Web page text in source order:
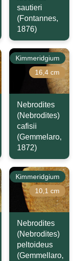
sautieri
(Fontannes,
1876)
Kimmeridgium
16,4 cm
Nebrodites
(Nebrodites)
cafisii
(Gemmelaro,
1872)
Kimmeridgium
10,1 cm
Nebrodites
(Nebrodites)
peltoideus
(Gemmellaro,